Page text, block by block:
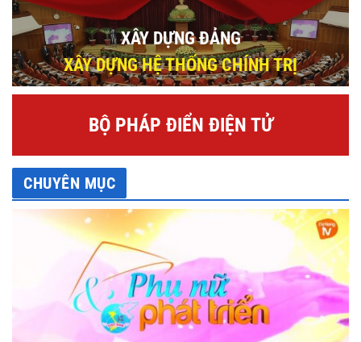
XÂY DỰNG ĐẢNG
XÂY DỰNG HỆ THỐNG CHÍNH TRỊ
BỘ PHÁP ĐIỂN ĐIỆN TỬ
CHUYÊN MỤC